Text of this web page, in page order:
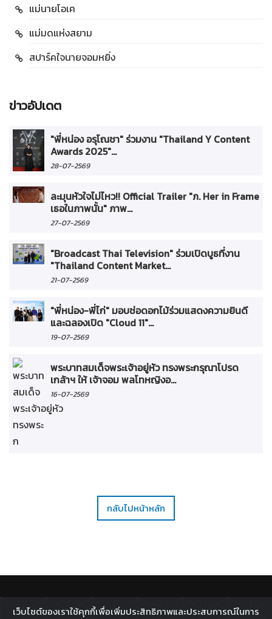
แม่นายโอเค
แม่มดแห่งสยาม
สปาร์คใจนายจอมหยิ่ง
ข่าวอัปเดต
"พี่หน่อง อรุโณชา" ร่วมงาน "Thailand Y Content
Awards 2025"...
28-07-2569
ละมุนหัวใจไม่ไหว!! Official Trailer "ภ. Her in Frame
เธอในภาพนั้น" ภาพ...
27-07-2569
"Broadcast Thai Television" ร่วมเปิดบูธที่งาน
"Thailand Content Market...
21-07-2569
"พี่หน่อง-พี่ไก่" มอบช่อดอกไม้ร่วมแสดงความยินดี
และฉลองเปิด "Cloud 11"...
19-07-2569
พระบาทสมเด็จพระเจ้าอยู่หัว ทรงพระกรุณาโปรด
เกล้าฯ ให้ เจ้าจอม พลโทหญิงอ...
16-07-2569
กลับไปหน้าหลัก
เว็บไซต์ของเราใช้คุกกี้เพื่อเพิ่มประสิทธิภาพและประสบการณ์ในการ